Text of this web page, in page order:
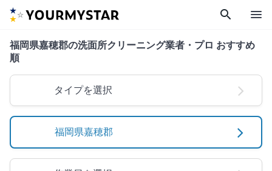
search menu
福岡県嘉穂郡の洗面所クリーニング業者・プロ おすすめ
順
タイプを選択
福岡県嘉穂郡